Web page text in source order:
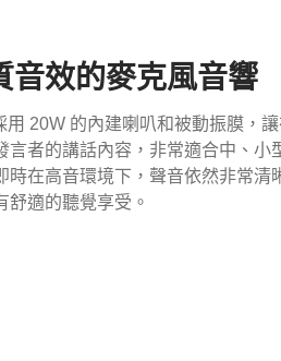
音效的麥克風音響
用 20W 的內建喇叭和被動振膜，
言者的講話內容，非常適合中、小
時在高音環境下，聲音依然非常清
舒適的聽覺享受。